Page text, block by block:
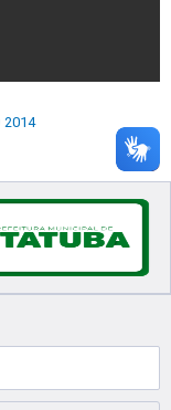
2014